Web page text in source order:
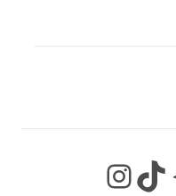
InstagramTikTok